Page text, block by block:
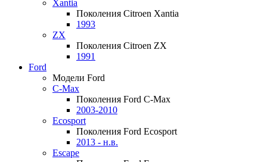
Xantia
Поколения Citroen Xantia
1993
ZX
Поколения Citroen ZX
1991
Ford
Модели Ford
C-Max
Поколения Ford C-Max
2003-2010
Ecosport
Поколения Ford Ecosport
2013 - н.в.
Escape